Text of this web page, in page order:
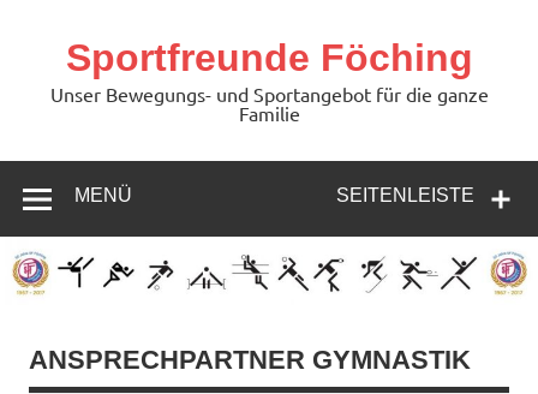
springenSportfreunde Föching
Unser Bewegungs- und Sportangebot für die ganze
Familie
SEITENLEISTE
MENÜ
ANSPRECHPARTNER GYMNASTIK